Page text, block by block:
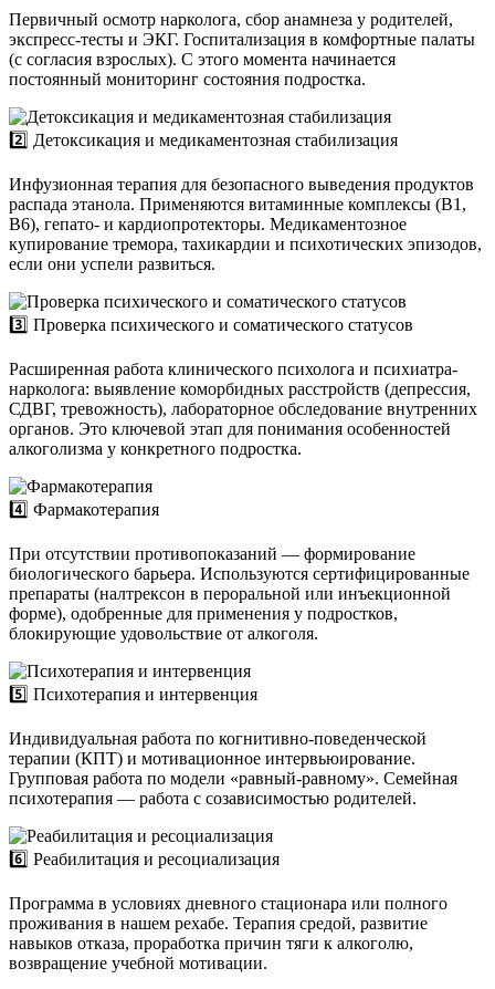
Первичный осмотр нарколога, сбор анамнеза у родителей,
экспресс-тесты и ЭКГ. Госпитализация в комфортные палаты
(с согласия взрослых). С этого момента начинается
постоянный мониторинг состояния подростка.
2️⃣ Детоксикация и медикаментозная стабилизация
Инфузионная терапия для безопасного выведения продуктов
распада этанола. Применяются витаминные комплексы (B1,
B6), гепато- и кардиопротекторы. Медикаментозное
купирование тремора, тахикардии и психотических эпизодов,
если они успели развиться.
3️⃣ Проверка психического и соматического статусов
Расширенная работа клинического психолога и психиатра-
нарколога: выявление коморбидных расстройств (депрессия,
СДВГ, тревожность), лабораторное обследование внутренних
органов. Это ключевой этап для понимания особенностей
алкоголизма у конкретного подростка.
4️⃣ Фармакотерапия
При отсутствии противопоказаний — формирование
биологического барьера. Используются сертифицированные
препараты (налтрексон в пероральной или инъекционной
форме), одобренные для применения у подростков,
блокирующие удовольствие от алкоголя.
5️⃣ Психотерапия и интервенция
Индивидуальная работа по когнитивно-поведенческой
терапии (КПТ) и мотивационное интервьюирование.
Групповая работа по модели «равный-равному». Семейная
психотерапия — работа с созависимостью родителей.
6️⃣ Реабилитация и ресоциализация
Программа в условиях дневного стационара или полного
проживания в нашем рехабе. Терапия средой, развитие
навыков отказа, проработка причин тяги к алкоголю,
возвращение учебной мотивации.